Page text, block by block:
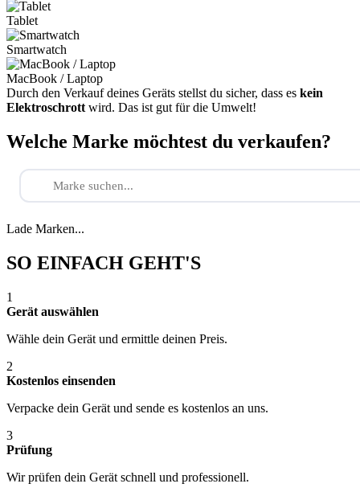
Tablet
Smartwatch
MacBook / Laptop
Durch den Verkauf deines Geräts stellst du sicher, dass es kein
Elektroschrott wird. Das ist gut für die Umwelt!
Welche Marke möchtest du verkaufen?
Lade Marken...
SO EINFACH GEHT'S
1
Gerät auswählen
Wähle dein Gerät und ermittle deinen Preis.
2
Kostenlos einsenden
Verpacke dein Gerät und sende es kostenlos an uns.
3
Prüfung
Wir prüfen dein Gerät schnell und professionell.